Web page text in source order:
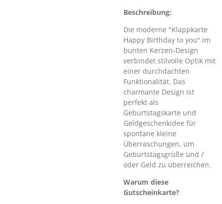
Beschreibung:
Die moderne "Klappkarte
Happy Birthday to you" im
bunten Kerzen-Design
verbindet stilvolle Optik mit
einer durchdachten
Funktionalität. Das
charmante Design ist
perfekt als
Geburtstagskarte und
Geldgeschenkidee für
spontane kleine
Überraschungen, um
Geburtstagsgrüße und /
oder Geld zu überreichen.
Warum diese
Gutscheinkarte?